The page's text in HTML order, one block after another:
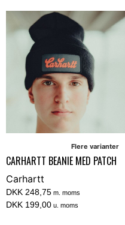
Flere varianter
CARHARTT BEANIE MED PATCH
Carhartt
DKK 248,75 m. moms
DKK 199,00 u. moms